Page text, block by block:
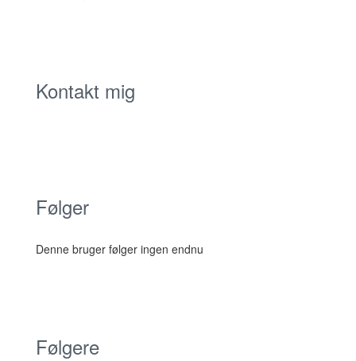
Kontakt mig
Følger
Denne bruger følger ingen endnu
Følgere